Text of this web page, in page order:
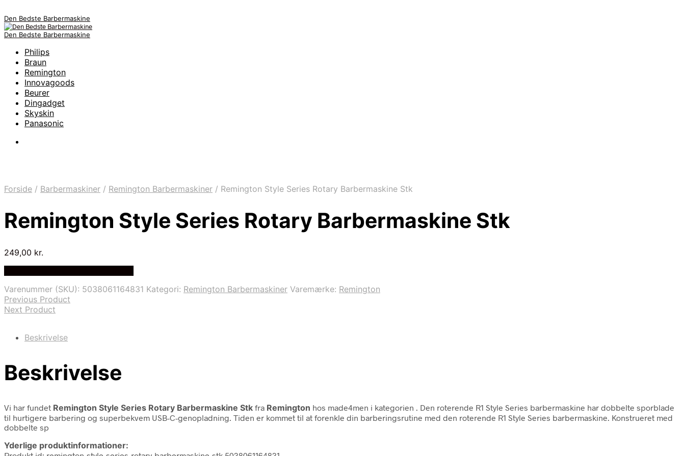
Den Bedste Barbermaskine
Den Bedste Barbermaskine
Philips
Braun
Remington
Innovagoods
Beurer
Dingadget
Skyskin
Panasonic
Forside / Barbermaskiner / Remington Barbermaskiner / Remington Style Series Rotary Barbermaskine Stk
Remington Style Series Rotary Barbermaskine Stk
249,00 kr.
Varenummer (SKU): 5038061164831 Kategori: Remington Barbermaskiner Varemærke: Remington
Previous Product
Next Product
Beskrivelse
Beskrivelse
Vi har fundet Remington Style Series Rotary Barbermaskine Stk fra Remington hos made4men i kategorien
. Den roterende R1 Style Series barbermaskine har dobbelte sporblade
til hurtigere barbering og superbekvem USB-C-genopladning. Tiden er kommet til at forenkle din barberingsrutine med den roterende R1 Style Series barbermaskine. Konstrueret med
dobbelte sp
Yderlige produktinformationer: